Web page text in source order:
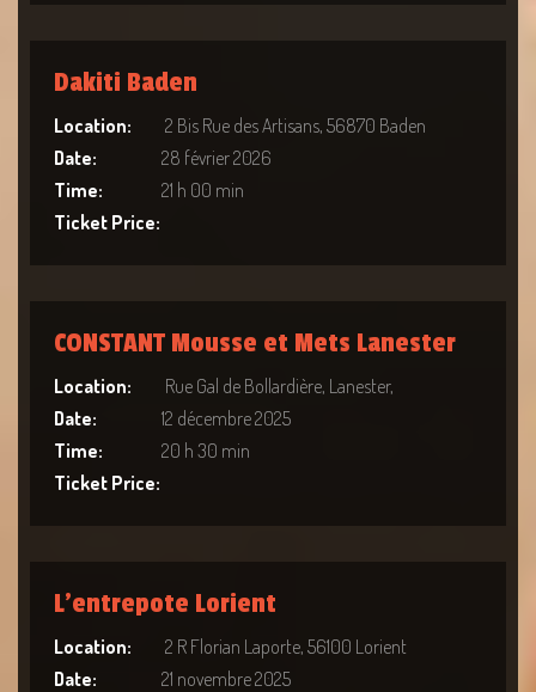
Dakiti Baden
Location:
2 Bis Rue des Artisans, 56870 Baden
Date:
28 février 2026
Time:
21 h 00 min
Ticket Price:
CONSTANT Mousse et Mets Lanester
Location:
Rue Gal de Bollardière, Lanester,
Date:
12 décembre 2025
Time:
20 h 30 min
Ticket Price:
L’entrepote Lorient
Location:
2 R Florian Laporte, 56100 Lorient
Date:
21 novembre 2025